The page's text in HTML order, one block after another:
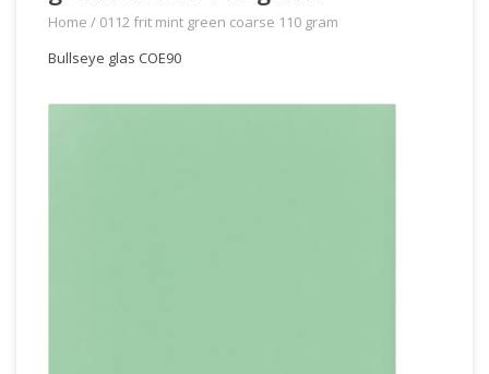
Home / 0112 frit mint green coarse 110 gram
Bullseye glas COE90